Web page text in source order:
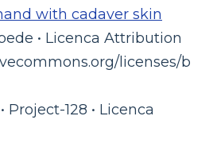
with cadaver skin
• Licenca Attribution
licenses/b
• Project-128 • Licenca